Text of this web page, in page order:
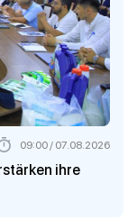
ihre
09:00 / 07.08.2026